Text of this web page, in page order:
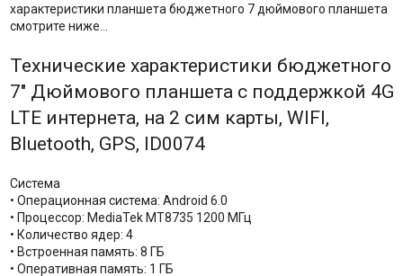
характеристики планшета бюджетного 7 дюймового планшета
смотрите ниже…
Технические характеристики бюджетного
7" Дюймового планшета с поддержкой 4G
LTE интернета, на 2 сим карты, WIFI,
Bluetooth, GPS, ID0074
Система
• Операционная система: Android 6.0
• Процессор: MediaTek MT8735 1200 МГц
• Количество ядер: 4
• Встроенная память: 8 ГБ
• Оперативная память: 1 ГБ